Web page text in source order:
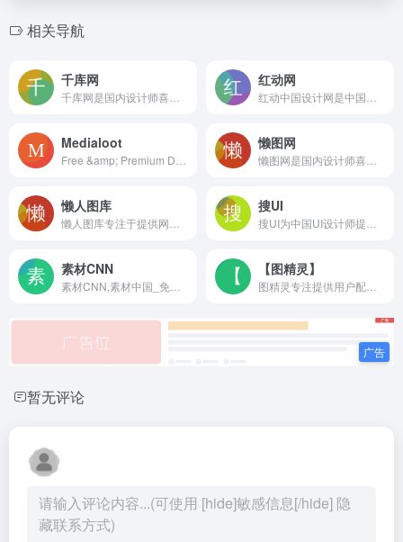
相关导航
千库网 红动网
Medialoot 懒图网
懒人图库 搜UI
素材CNN 【图精灵】
暂无评论